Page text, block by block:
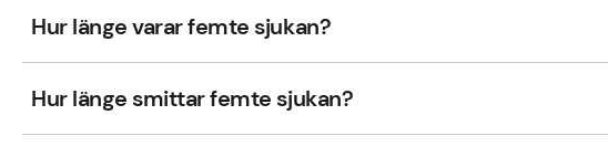
Hur länge varar femte sjukan?
Hur länge smittar femte sjukan?